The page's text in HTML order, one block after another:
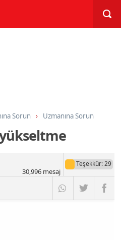
Sorun Uzmanına Sorun
Teşekkür: 29
30,996mesaj